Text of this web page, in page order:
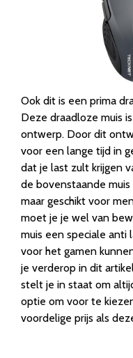
Ook dit is een prima
Deze draadloze muis
ontwerp. Door dit
voor een lange tijd in
dat je last zult krijgen
de bovenstaande
maar geschikt voor
moet je je wel van
muis een speciale anti
voor het gamen
je verderop in dit
stelt je in staat om
optie om voor te
voordelige prijs als